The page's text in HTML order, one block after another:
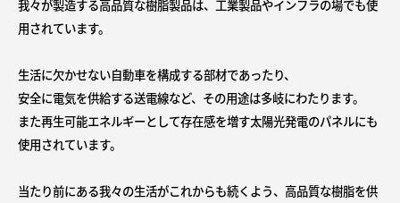
我々が製造する高品質な樹脂製品は、工業製品やインフラの場でも使
用されています。
生活に欠かせない自動車を構成する部材であったり、
安全に電気を供給する送電線など、その用途は多岐にわたります。
また再生可能エネルギーとして存在感を増す太陽光発電のパネルにも
使用されています。
当たり前にある我々の生活がこれからも続くよう、高品質な樹脂を供